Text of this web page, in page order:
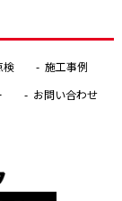
検
施工事例
お問い合わせ